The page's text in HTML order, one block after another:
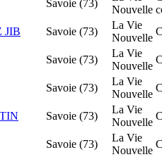
Savoie (73)
Nouvelle
JIB Savoie (73)
La Vie
Nouvelle
Savoie (73)
La Vie
Nouvelle
Savoie (73)
La Vie
Nouvelle
Savoie (73)
La Vie
Nouvelle
Savoie (73)
La Vie
Nouvelle